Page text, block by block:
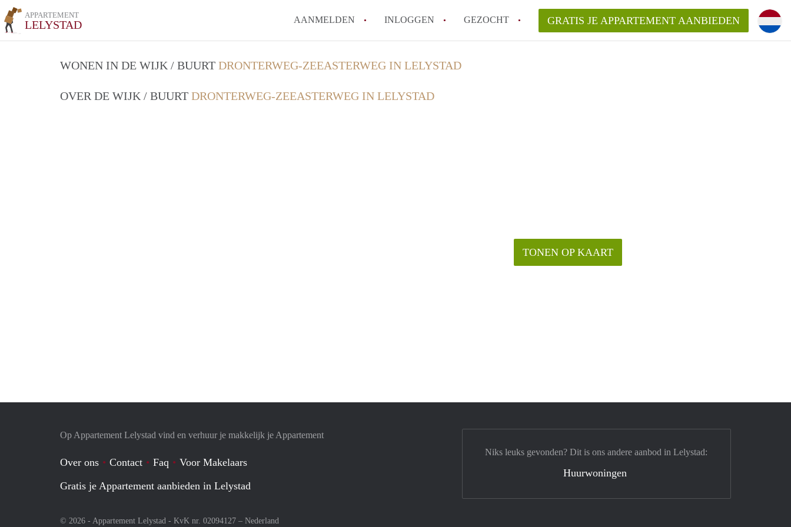
APPARTEMENT
LELYSTAD AANMELDEN INLOGGEN GEZOCHT GRATIS JE APPARTEMENT AANBIEDEN
WONEN IN DE WIJK / BUURT DRONTERWEG-ZEEASTERWEG IN LELYSTAD
OVER DE WIJK / BUURT DRONTERWEG-ZEEASTERWEG IN LELYSTAD
TONEN OP KAART
Op Appartement Lelystad vind en verhuur je makkelijk je Appartement
Over ons Contact Faq
Voor Makelaars
Gratis je Appartement aanbieden in Lelystad
© 2026 - Appartement Lelystad - KvK nr. 02094127 – Nederland
Niks leuks gevonden? Dit is ons andere aanbod in Lelystad:
Huurwoningen